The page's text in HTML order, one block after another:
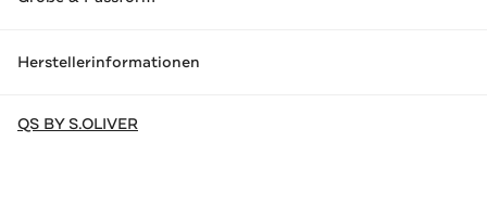
Herstellerinformationen
QS BY S.OLIVER